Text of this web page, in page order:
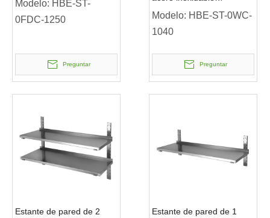
Modelo: HBE-ST-
0FDC-1250
Preguntar
(autoensamblaje)
Modelo: HBE-ST-0WC-
1040
Preguntar
Estante de pared de 2
Estante de pared de 1